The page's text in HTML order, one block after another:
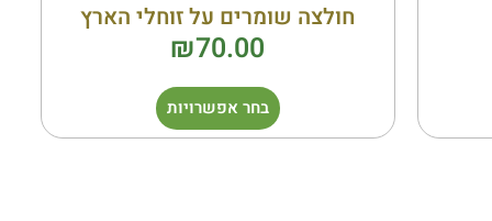
חולצה שומרים על זוחלי הארץ
₪70.00
בחר אפשרויות